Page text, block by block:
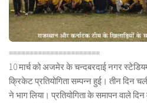
======================
10 मार्च को अजमेर के चन्दबरदाई नगर
क्रिकेट प्रतियोगिता सम्पन्न हुई। तीन दिन
ने भाग लिया। प्रतियोगिता के समापन वाले